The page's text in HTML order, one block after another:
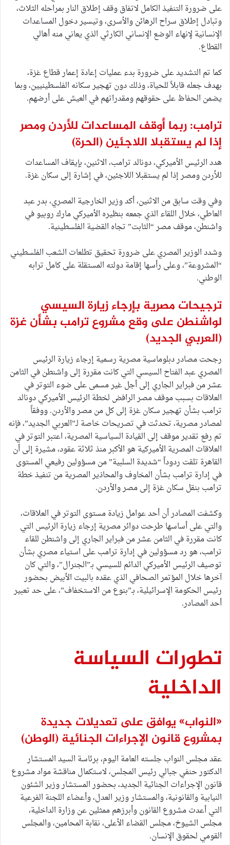
على ضرورة التنفيذ الكامل لاتفاق وقف إطلاق النار بمراحله الثلاث،
وتبادل إطلاق سراح الرهائن والأسرى، وتيسير دخول المساعدات
الإنسانية لإنهاء الوضع الإنساني الكارثي الذي يعاني منه أهالي
القطاع.
كما تم التشديد على ضرورة بدء عمليات إعادة إعمار قطاع غزة،
بهدف جعله قابلاً للحياة، وذلك دون تهجير سكانه الفلسطينيين، وبما
يضمن الحفاظ على حقوقهم ومقدراتهم في العيش على أرضهم.
ترامب: ربما أوقف المساعدات للأردن ومصر
إذا لم يستقبلا اللاجئين(الحرة)
هدد الرئيس الأميركي، دونالد ترامب، الاثنين، بإيقاف المساعدات
للأردن ومصر إذا لم يستقبلا اللاجئين، في إشارة إلى سكان غزة.
وفي وقت سابق من الاثنين، أكد وزير الخارجية المصري، بدر عبد
العاطي، خلال اللقاء الذي جمعه بنظيره الأميركي مارك روبيو في
واشنطن، موقف مصر “الثابت” تجاه القضية الفلسطينية.
وشدد الوزير المصري على ضرورة تحقيق تطلعات الشعب الفلسطيني
“المشروعة”، وعلى رأسها إقامة دولته المستقلة على كامل ترابه
الوطني.
ترجيحات مصرية بإرجاء زيارة السيسي
لواشنطن على وقع مشروع ترامب بشأن غزة
(العربي الجديد)
رجحت مصادر دبلوماسية مصرية رسمية إرجاء زيارة الرئيس
المصري عبد الفتاح السيسي التي كانت مقررة إلى واشنطن في الثامن
عشر من فبراير الجاري إلى أجل غير مسمى على ضوء التوتر في
العلاقات بسبب موقف مصر الرافض لخطة الرئيس الأميركي دونالد
ترامب بشأن تهجير سكان غزة إلى كل من مصر والأردن. ووفقاً
لمصادر مصرية، تحدثت في تصريحات خاصة لـ”العربي الجديد”، فإنه
تم رفع تقدير موقف إلى القيادة السياسية المصرية، اعتبر التوتر في
العلاقات المصرية الأميركية هو الأكبر منذ ثلاثة عقود، مشيرة إلى أن
القاهرة تلقت ردوداً “شديدة السلبية” من مسؤولين رفيعي المستوى
في إدارة ترامب بشأن المخاوف والمحاذير المصرية من تنفيذ خطة
ترامب بنقل سكان غزة إلى مصر والأردن.
وكشفت المصادر أن أحد عوامل زيادة مستوى التوتر في العلاقات،
والتي على أساسها طرحت دوائر مصرية إرجاء زيارة الرئيس التي
كانت مقررة في الثامن عشر من فبراير الجاري إلى واشنطن للقاء
ترامب، هو رد مسؤولين في إدارة ترامب على استياء مصري بشأن
توصيف الرئيس الأميركي الدائم للسيسي بـ”الجنرال”، والتي كان
آخرها خلال المؤتمر الصحافي الذي عقده بالبيت الأبيض بحضور
رئيس الحكومة الإسرائيلية، بـ”بنوع من الاستخفاف”، على حد تعبير
أحد المصادر.
تطورات السياسة
الداخلية
«النواب» يوافق على تعديلات جديدة
بمشروع قانون الإجراءات الجنائية(الوطن)
عقد مجلس النواب جلسته العامة اليوم، برئاسة السيد المستشار
الدكتور حنفي جبالي رئيس المجلس، لاستكمال مناقشة مواد مشروع
قانون الإجراءات الجنائية الجديد، بحضور المستشار وزير الشئون
النيابية والقانونية، والمستشار وزير العدل، وأعضاء اللجنة الفرعية
التي أعدت مشروع القانون وأبرزهم ممثلين عن وزارة الداخلية،
مجلس الشيوخ، مجلس القضاء الأعلى، نقابة المحامين، والمجلس
القومي لحقوق الإنسان.